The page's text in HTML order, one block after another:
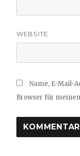
WEBSITE
Name, E-Mail-
Browser für